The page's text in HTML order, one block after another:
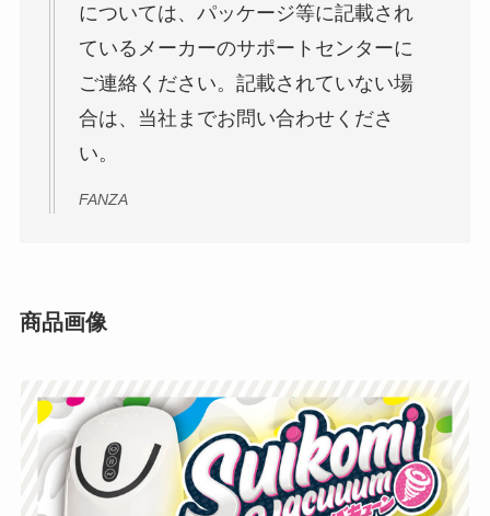
については、パッケージ等に記載され
ているメーカーのサポートセンターに
ご連絡ください。記載されていない場
合は、当社までお問い合わせくださ
い。
FANZA
商品画像